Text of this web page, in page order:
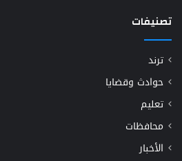
تصنيفات
ترند
حوادث وقضايا
تعليم
محافظات
الأخبار